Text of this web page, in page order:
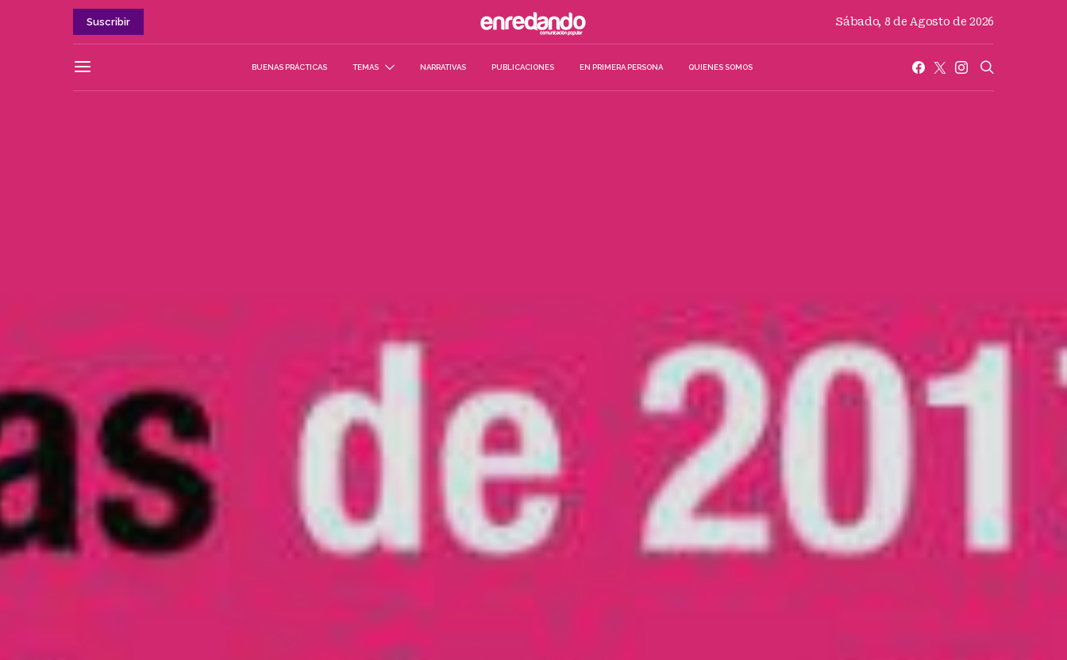
Suscribir Sábado, 8 de Agosto de 2026
BUENAS PRÁCTICAS TEMAS NARRATIVAS PUBLICACIONES EN PRIMERA PERSONA QUIENES SOMOS